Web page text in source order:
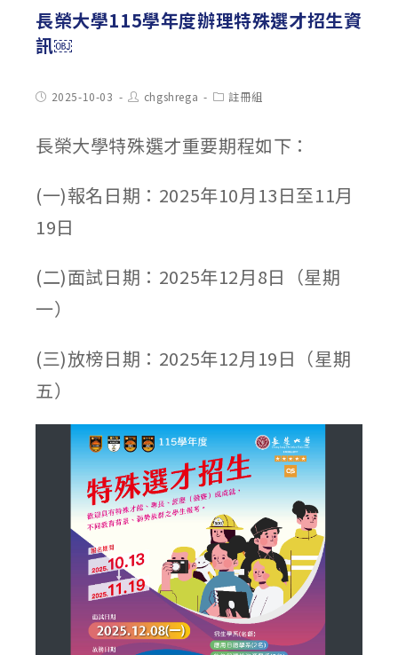
長榮大學115學年度辦理特殊選才招生資
訊￼
Post2025-10-03
Post
author:
chgshrega
Post註冊組
長榮大學特殊選才重要期程如下：
(一)報名日期：2025年10月13日至11月
19日
(二)面試日期：2025年12月8日（星期
一）
(三)放榜日期：2025年12月19日（星期
五）